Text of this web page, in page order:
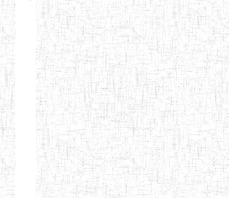
Etablissements
d'enseignement
normal
ENI